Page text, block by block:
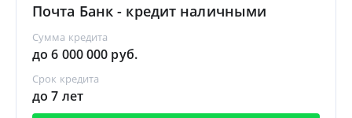
Почта Банк - кредит наличными
Сумма кредита
до 6 000 000 руб.
Срок кредита
до 7 лет